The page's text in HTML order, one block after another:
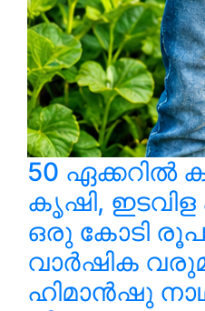
50 ഏക്കറിൽ
കൃഷി, ഇടവിള
ഒരു കോടി
വാർഷിക
ഹിമാൻഷു നാഥ്